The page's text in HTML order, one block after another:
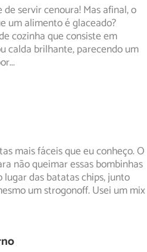
servir cenoura! Mas afinal, o
um alimento é glaceado?
cozinha que consiste em
calda brilhante, parecendo um
...
mais fáceis que eu conheço. O
não queimar essas bombinhas
das batatas chips, junto
um strogonoff. Usei um mix